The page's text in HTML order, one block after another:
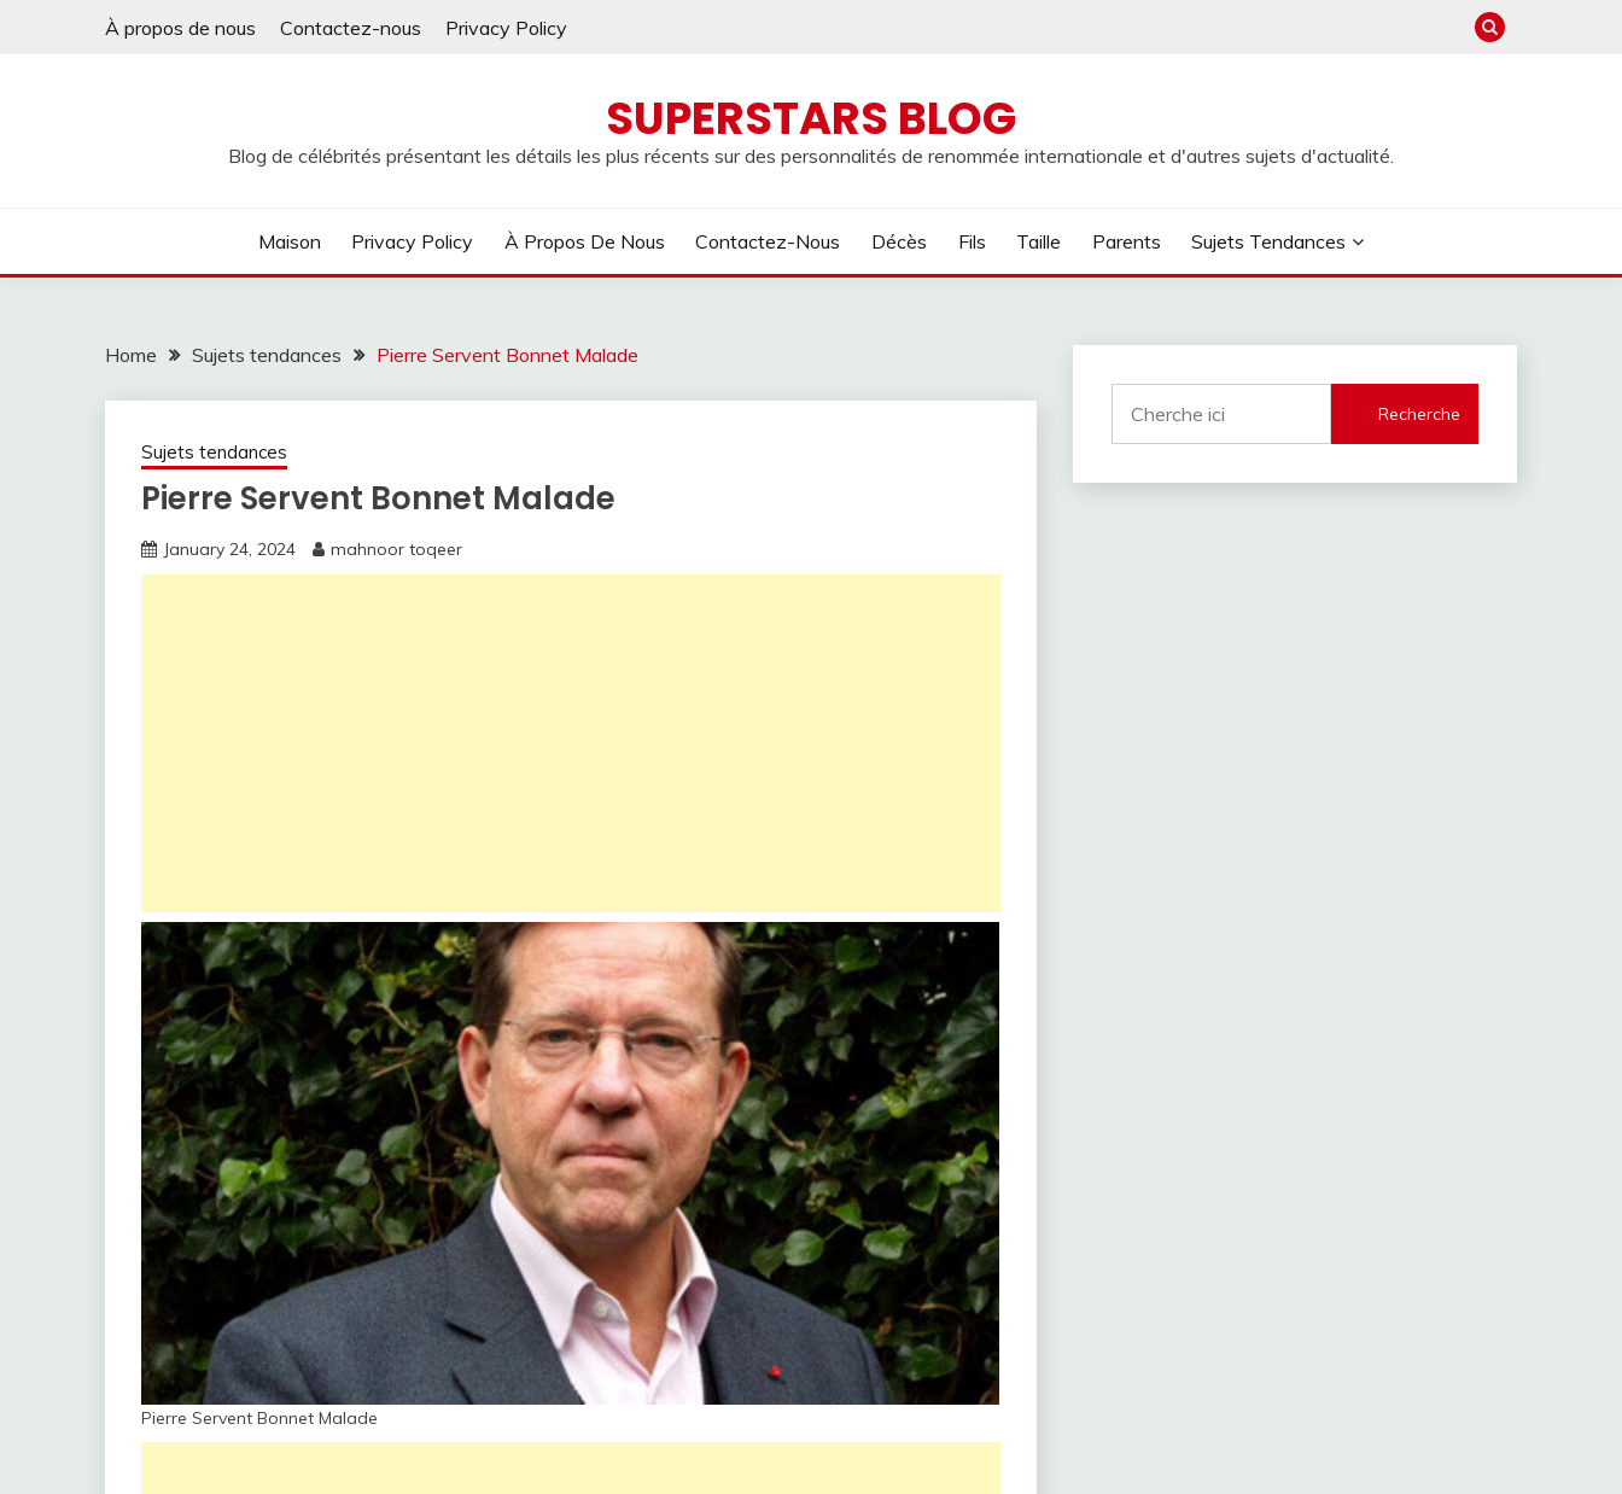
À propos de nous Contactez-nous Privacy Policy
SUPERSTARS BLOG
Blog de célébrités présentant les détails les plus récents sur des personnalités de renommée internationale et d'autres sujets d'actualité.
Maison Privacy Policy À Propos De Nous Contactez-Nous Décès Fils Taille Parents Sujets Tendances
Home Sujets tendances Pierre Servent Bonnet Malade
Sujets tendances
Pierre Servent Bonnet Malade
January 24, 2024 mahnoor toqeer
Pierre Servent Bonnet Malade
Recherche